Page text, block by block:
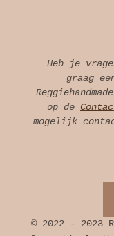
Heb je
graag
op de
mogelijk
© 2022 - 2023